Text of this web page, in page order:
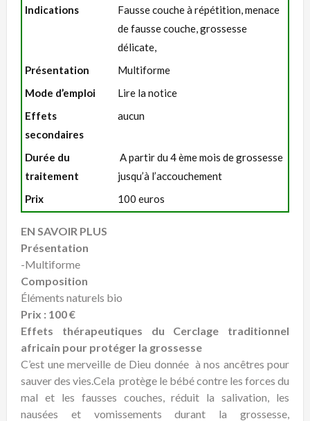
Indications
Fausse couche à répétition, menace
de fausse couche, grossesse
délicate,
Présentation
Multiforme
Mode d’emploi
Lire la notice
Effets
secondaires
aucun
Durée du
traitement
A partir du 4 ème mois de grossesse
jusqu’à l’accouchement
Prix
100 euros
EN SAVOIR PLUS
Présentation
-Multiforme
Composition
Éléments naturels bio
Prix : 100 €
Effets thérapeutiques du Cerclage traditionnel
africain pour protéger la grossesse
C’est une merveille de Dieu donnée à nos ancêtres pour
sauver des vies.Cela protège le bébé contre les forces du
mal et les fausses couches, réduit la salivation, les
nausées et vomissements durant la grossesse,